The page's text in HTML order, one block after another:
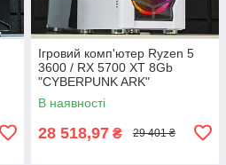
Ігровий комп'ютер Ryzen 5
3600 / RX 5700 XT 8Gb
"CYBERPUNK ARK"
В наявності
28 518,97 ₴ 29 401 ₴